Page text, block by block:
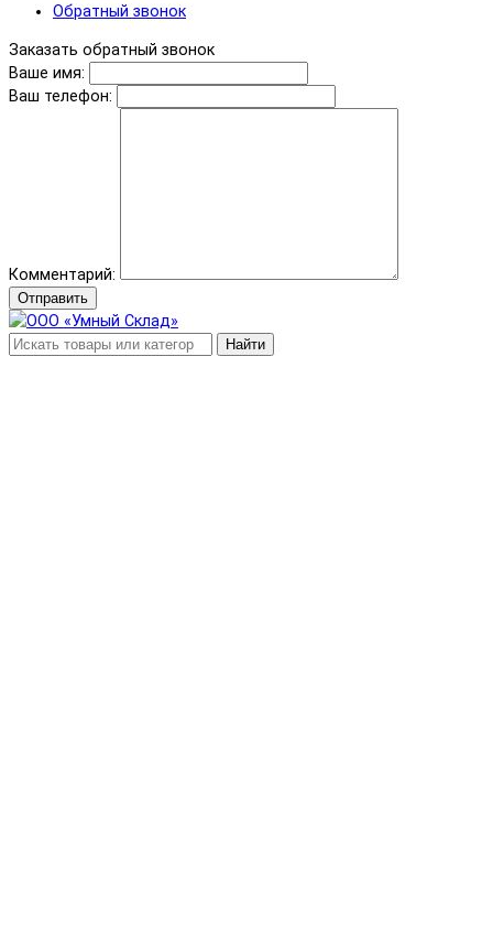
Обратный звонок
Заказать обратный звонок
Ваше имя:
Ваш телефон:
Комментарий:
Отправить
Найти